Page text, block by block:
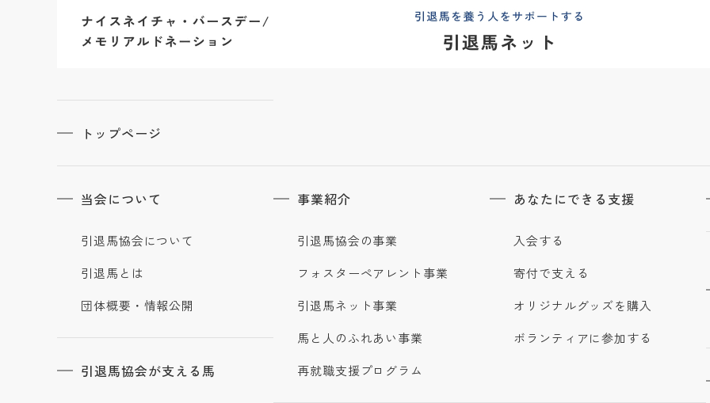
トップページ
当会について
引退馬協会について
引退馬とは
団体概要・情報公開
引退馬協会が支える馬
事業紹介
引退馬協会の事業
フォスターペアレント事業
引退馬ネット事業
馬と人のふれあい事業
再就職支援プログラム
あなたにできる支援
入会する
寄付で支える
オリジナルグッズを購入
ボランティアに参加する